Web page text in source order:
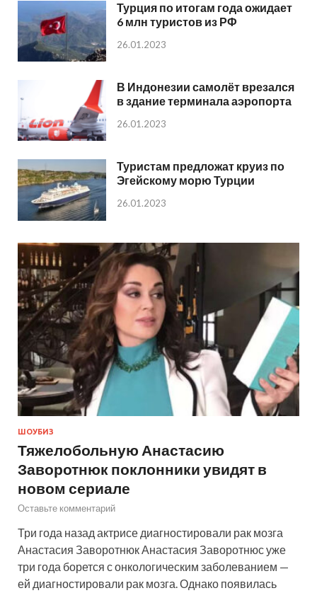
Турция по итогам года ожидает
6 млн туристов из РФ
26.01.2023
В Индонезии самолёт врезался
в здание терминала аэропорта
26.01.2023
Туристам предложат круиз по
Эгейскому морю Турции
26.01.2023
ШОУБИЗ
Тяжелобольную Анастасию
Заворотнюк поклонники увидят в
новом сериале
Оставьте комментарий
Три года назад актрисе диагностировали рак мозга
Анастасия Заворотнюк Анастасия Заворотнюс уже
три года борется с онкологическим заболеванием —
ей диагностировали рак мозга. Однако появилась